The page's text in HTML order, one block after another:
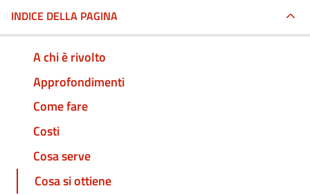
INDICE DELLA PAGINA
A chi è rivolto
Approfondimenti
Come fare
Costi
Cosa serve
Cosa si ottiene